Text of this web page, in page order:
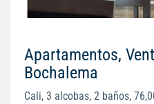
Apartamentos,
Bochalema
Cali, 3 alcobas, 2 baños,